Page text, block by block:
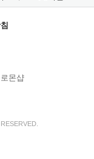
몬샵